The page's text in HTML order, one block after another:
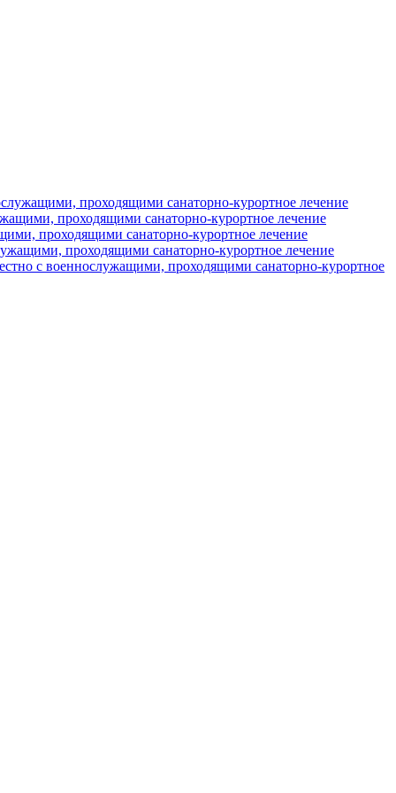
проходящими санаторно-курортное лечение
проходящими санаторно-курортное лечение
проходящими санаторно-курортное лечение
проходящими санаторно-курортное лечение
с военнослужащими, проходящими санаторно-курортное